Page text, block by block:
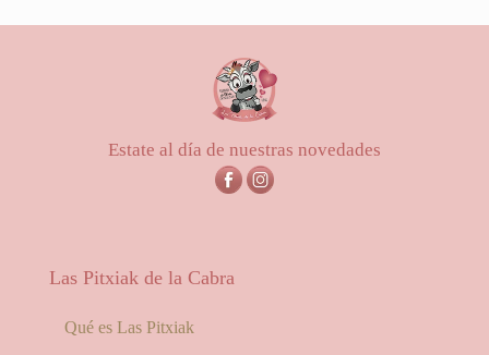
25,00€
hasta
56,00€
Estate al día de nuestras novedades
Las Pitxiak de la Cabra
Qué es Las Pitxiak